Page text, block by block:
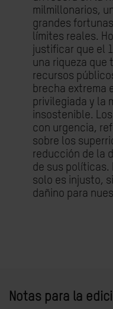
milmillonarios,
grandes
límites reales.
justificar que el
una riqueza que
recursos
brecha extrema
privilegiada y la
insostenible.
con urgencia,
sobre los
reducción de la
de sus políticas.
solo es injusto,
dañino para
Notas para la